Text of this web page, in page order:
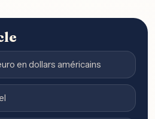
en dollars américains